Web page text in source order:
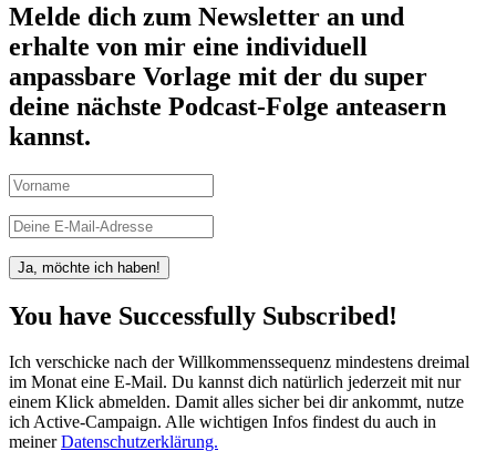
Melde dich zum Newsletter an und
erhalte von mir eine individuell
anpassbare Vorlage mit der du super
deine nächste Podcast-Folge anteasern
kannst.
Ja, möchte ich haben!
You have Successfully Subscribed!
Ich verschicke nach der Willkommenssequenz mindestens dreimal
im Monat eine E-Mail. Du kannst dich natürlich jederzeit mit nur
einem Klick abmelden. Damit alles sicher bei dir ankommt, nutze
ich Active-Campaign. Alle wichtigen Infos findest du auch in
meinerDatenschutzerklärung.